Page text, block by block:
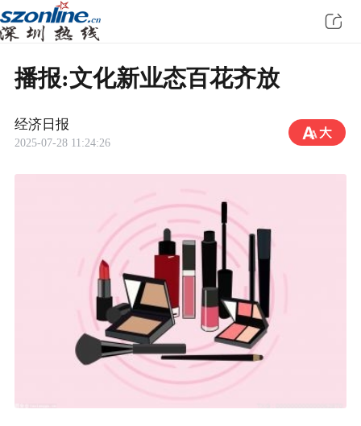
播报:文化新业态百花齐放
经济日报
2025-07-28 11:24:26